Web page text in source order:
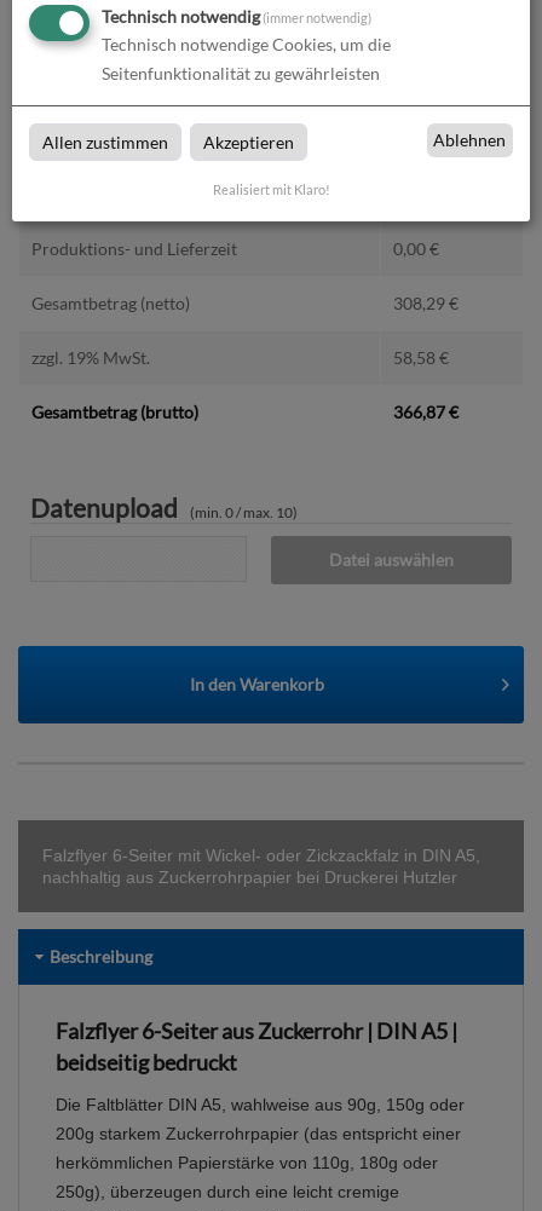
Alle Preise im Überblick
Produkt-Konfiguration
Druckdaten überprüfen €
Produktion und Versand
Produktions- und Lieferzeit 0,00€
Gesamtbetrag (netto) 308,29€
zzgl. 19% MwSt. 58,58€
Gesamtbetrag (brutto) 366,87€
Datenupload (min. 0 / max. 10)
Datei auswählen
In den Warenkorb
Falzflyer 6-Seiter mit Wickel- oder Zickzackfalz in DIN A5,
nachhaltig aus Zuckerrohrpapier bei Druckerei Hutzler
Beschreibung
Falzflyer 6-Seiter aus Zuckerrohr | DIN A5 |
beidseitig bedruckt
Die Faltblätter DIN A5, wahlweise aus 90g, 150g oder
200g starkem Zuckerrohrpapier (das entspricht einer
herkömmlichen Papierstärke von 110g, 180g oder
250g), überzeugen durch eine leicht cremige
Technisch notwendig(immer notwendig)
Technisch notwendige Cookies, um die
Seitenfunktionalität zu gewährleisten
Allen zustimmen Akzeptieren Ablehnen
Realisiert mit Klaro!